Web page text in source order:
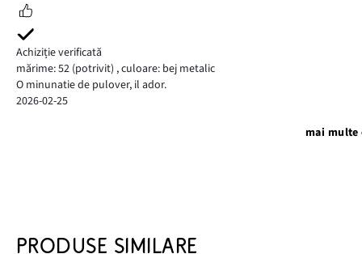
Achiziție verificată
mărime: 52 (potrivit) ,culoare: bej metalic
O minunatie de pulover, il ador.
2026-02-25
mai
PRODUSE SIMILARE